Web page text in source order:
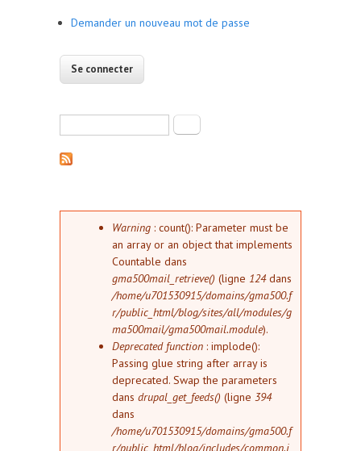
Demander un nouveau mot de passe
Formulaire de rechercheRechercher
Message d'erreur
Warning : count(): Parameter must be
an array or an object that implements
Countable dans
gma500mail_retrieve() (ligne 124dans
/home/u701530915/domains/gma500.f
r/public_html/blog/sites/all/modules/g
ma500mail/gma500mail.module).
Deprecated function : implode():
Passing glue string after array is
deprecated. Swap the parameters
dans drupal_get_feeds() (ligne 394
dans
/home/u701530915/domains/gma500.f
r/public_html/blog/includes/common.i